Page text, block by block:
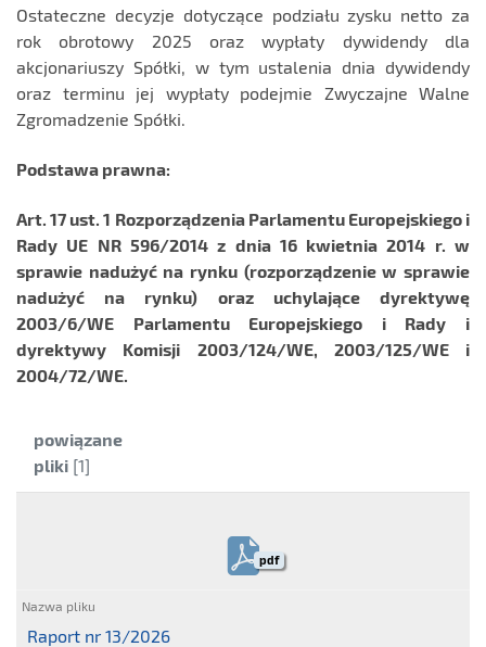
Ostateczne decyzje dotyczące podziału zysku netto za
rok obrotowy 2025 oraz wypłaty dywidendy dla
akcjonariuszy Spółki, w tym ustalenia dnia dywidendy
oraz terminu jej wypłaty podejmie Zwyczajne Walne
Zgromadzenie Spółki.
Podstawa prawna:
Art. 17 ust. 1 Rozporządzenia Parlamentu Europejskiego i
Rady UE NR 596/2014 z dnia 16 kwietnia 2014 r. w
sprawie nadużyć na rynku (rozporządzenie w sprawie
nadużyć na rynku) oraz uchylające dyrektywę
2003/6/WE Parlamentu Europejskiego i Rady i
dyrektywy Komisji 2003/124/WE, 2003/125/WE i
2004/72/WE.
Kategoria:
powiązane
pliki [1]
pdf
Raport nr 13/2026